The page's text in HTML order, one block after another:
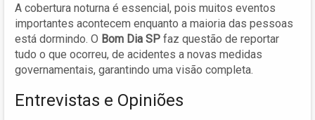
A cobertura noturna é essencial, pois muitos eventos
importantes acontecem enquanto a maioria das pessoas
está dormindo. O Bom Dia SP faz questão de reportar
tudo o que ocorreu, de acidentes a novas medidas
governamentais, garantindo uma visão completa.
Entrevistas e Opiniões